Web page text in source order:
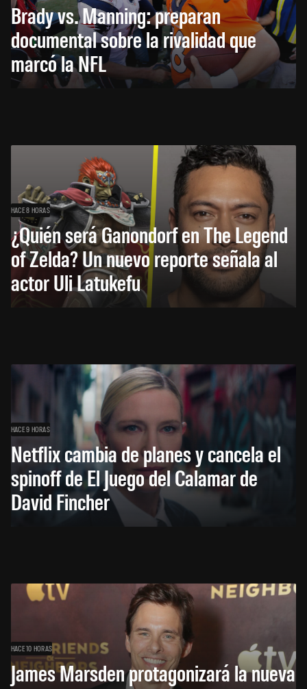
Brady vs. Manning: preparan
documental sobre la rivalidad que
marcó la NFL
HACE 8 HORAS
¿Quién será Ganondorf en The Legend
of Zelda? Un nuevo reporte señala al
actor Uli Latukefu
HACE 9 HORAS
Netflix cambia de planes y cancela el
spinoff de El Juego del Calamar de
David Fincher
HACE 10 HORAS
James Marsden protagonizará la nueva